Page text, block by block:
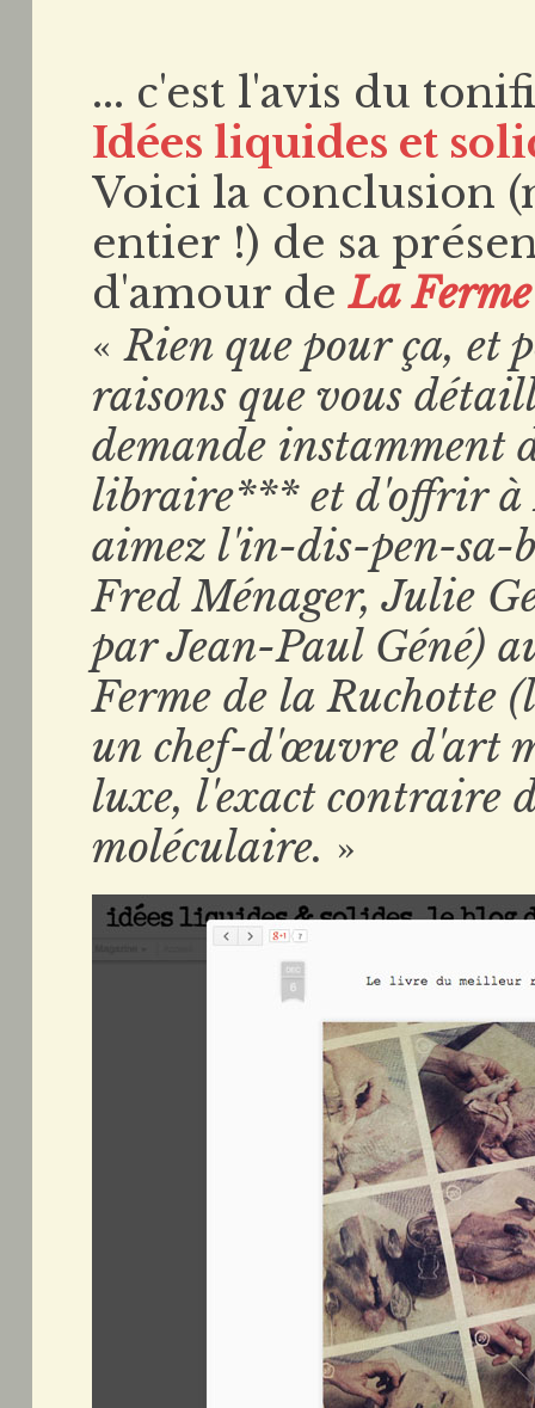
... c'est l'avis du
Idées liquides et
Voici la conclusion
entier !) de sa
d'amour de La
«Rien que pour ça, et
raisons que vous
demande instamment
libraire*** et d'offrir à
aimez l'in-dis-pen-sa-
Fred Ménager, Julie
par Jean-Paul Géné)
Ferme de la Ruchotte
un chef-d'œuvre d'art
luxe, l'exact contraire
moléculaire. »